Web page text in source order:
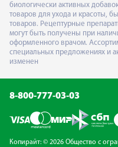
биологически активных
товаров для ухода и красоты,
товаров. Рецептурные
могут быть получены при
оформленного врачом.
специальных предложениях и
изменен
8-800-777-03-03
Копирайт: © 2026 Общество с